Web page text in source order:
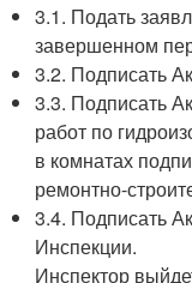
3.1. Подать
завершенном
3.2. Подписать
3.3. Подписать
работ по
в комнатах
ремонтно-
3.4. Подписать
Инспекции.
Инспектор